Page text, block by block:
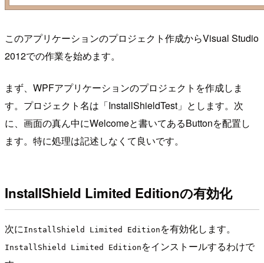
このアプリケーションのプロジェクト作成からVisual Studio
2012での作業を始めます。
まず、WPFアプリケーションのプロジェクトを作成しま
す。プロジェクト名は「InstallShieldTest」とします。次
に、画面の真ん中にWelcomeと書いてあるButtonを配置し
ます。特に処理は記述しなくて良いです。
InstallShield Limited Editionの有効化
次にInstallShield Limited Edition を有効化します。
InstallShield Limited Edition をインストールするわけで